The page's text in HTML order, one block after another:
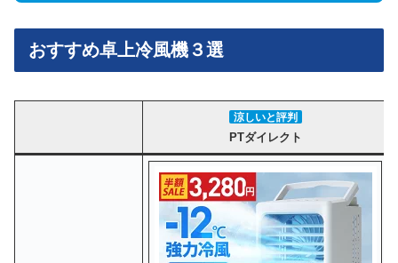
おすすめ卓上冷風機３選
涼しいと評判
PTダイレクト